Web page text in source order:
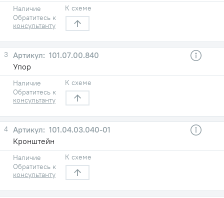
Наличие
Обратитесь к
консультанту
К схеме
3
101.07.00.840
Упор
Наличие
Обратитесь к
консультанту
К схеме
4
101.04.03.040-01
Кронштейн
Наличие
Обратитесь к
консультанту
К схеме